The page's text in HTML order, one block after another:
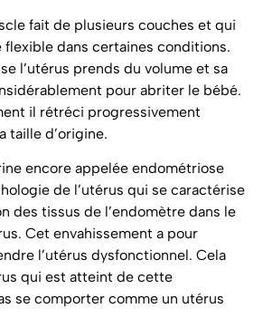
fait de plusieurs couches et qui
flexible dans certaines conditions.
l’utérus prends du volume et sa
pour abriter le bébé.
il rétréci progressivement
taille d’origine.
encore appelée endométriose
de l’utérus qui se caractérise
des tissus de l’endomètre dans le
Cet envahissement a pour
l’utérus dysfonctionnel. Cela
qui est atteint de cette
se comporter comme un utérus